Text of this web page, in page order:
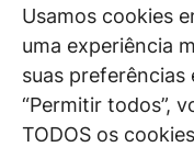
Usamos cookies
uma experiência
suas preferências
“Permitir todos”,
TODOS os
juristas e
diante de
universo jurídico.